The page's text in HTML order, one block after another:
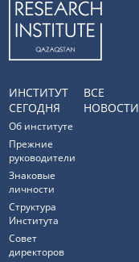
ИНСТИТУТ
СЕГОДНЯ
Об институте
Прежние
руководители
Знаковые
личности
Структура
Института
Совет
директоров
ВСЕ
НОВОСТИ